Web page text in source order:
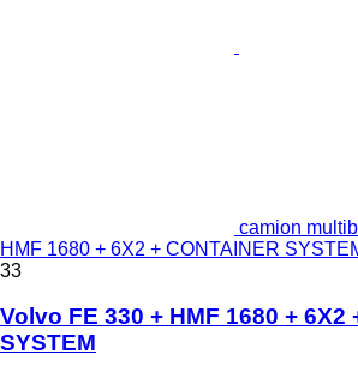
camion
HMF 1680 + 6X2 + CONTAINER
33
Volvo FE 330 + HMF 1680 + 6X2
SYSTEM